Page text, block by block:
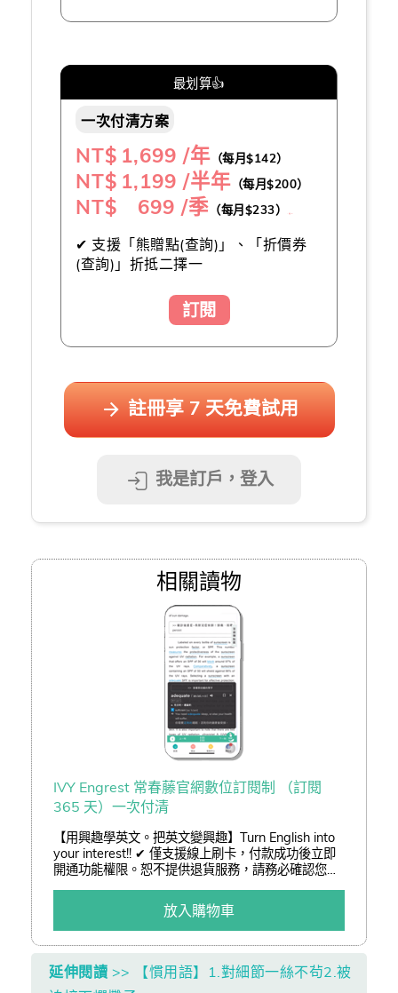
最划算👍
一次付清方案
NT$ 1,699 /年（每月$142）
NT$ 1,199 /半年（每月$200）
NT$ 699 /季 （每月$233）
✔ 支援「熊贈點(查詢)」、「折價券
(查詢)」折抵二擇一
訂閱
註冊享 7 天免費試用
我是訂戶，登入
相關讀物
IVY Engrest 常春藤官網數位訂閱制 （訂閱
365 天）一次付清
【用興趣學英文。把英文變興趣】Turn English into
your interest!! ✔ 僅支援線上刷卡，付款成功後立即
開通功能權限。恕不提供退貨服務，請務必確認您已
(查詢)」或「折價券(查詢)」折抵二擇一。 ✔ 以低於
3 折加購嚴選好書。放入購物車
延伸閱讀 >> 【慣用語】1.對細節一絲不茍2.被